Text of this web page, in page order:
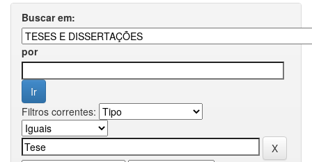
Buscar em:
por
Filtros correntes: